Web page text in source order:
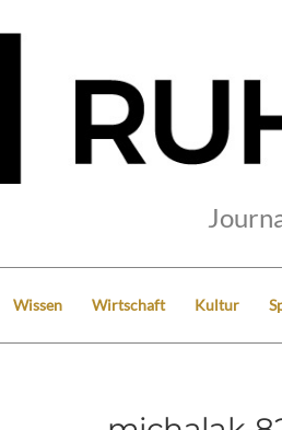
Wissen Wirtschaft Kultur